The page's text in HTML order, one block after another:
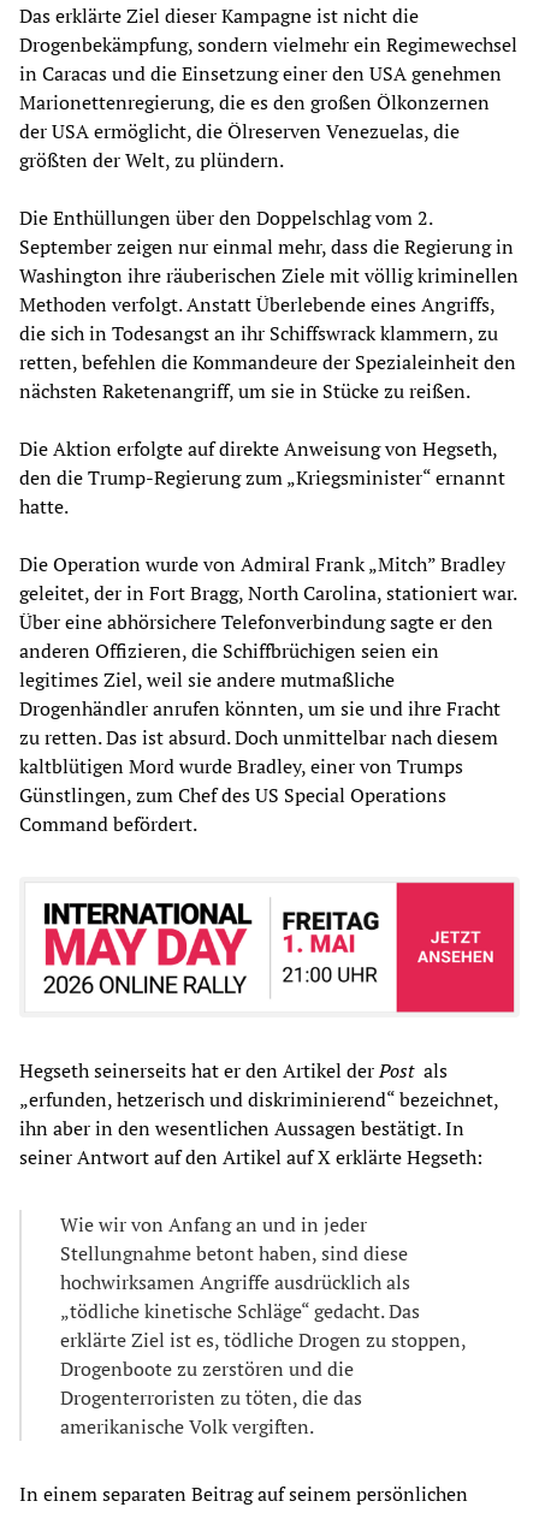
Das erklärte Ziel dieser Kampagne ist nicht die
Drogenbekämpfung, sondern vielmehr ein Regimewechsel
in Caracas und die Einsetzung einer den USA genehmen
Marionettenregierung, die es den großen Ölkonzernen
der USA ermöglicht, die Ölreserven Venezuelas, die
größten der Welt, zu plündern.
Die Enthüllungen über den Doppelschlag vom 2.
September zeigen nur einmal mehr, dass die Regierung in
Washington ihre räuberischen Ziele mit völlig kriminellen
Methoden verfolgt. Anstatt Überlebende eines Angriffs,
die sich in Todesangst an ihr Schiffswrack klammern, zu
retten, befehlen die Kommandeure der Spezialeinheit den
nächsten Raketenangriff, um sie in Stücke zu reißen.
Die Aktion erfolgte auf direkte Anweisung von Hegseth,
den die Trump-Regierung zum „Kriegsminister“ ernannt
hatte.
Die Operation wurde von Admiral Frank „Mitch” Bradley
geleitet, der in Fort Bragg, North Carolina, stationiert war.
Über eine abhörsichere Telefonverbindung sagte er den
anderen Offizieren, die Schiffbrüchigen seien ein
legitimes Ziel, weil sie andere mutmaßliche
Drogenhändler anrufen könnten, um sie und ihre Fracht
zu retten. Das ist absurd. Doch unmittelbar nach diesem
kaltblütigen Mord wurde Bradley, einer von Trumps
Günstlingen, zum Chef des US Special Operations
Command befördert.
Hegseth seinerseits hat er den Artikel derPostals
„erfunden, hetzerisch und diskriminierend“ bezeichnet,
ihn aber in den wesentlichen Aussagen bestätigt. In
seiner Antwort auf den Artikel auf X erklärte Hegseth:
Wie wir von Anfang an und in jeder
Stellungnahme betont haben, sind diese
hochwirksamen Angriffe ausdrücklich als
„tödliche kinetische Schläge“ gedacht. Das
erklärte Ziel ist es, tödliche Drogen zu stoppen,
Drogenboote zu zerstören und die
Drogenterroristen zu töten, die das
amerikanische Volk vergiften.
In einem separaten Beitrag auf seinem persönlichen